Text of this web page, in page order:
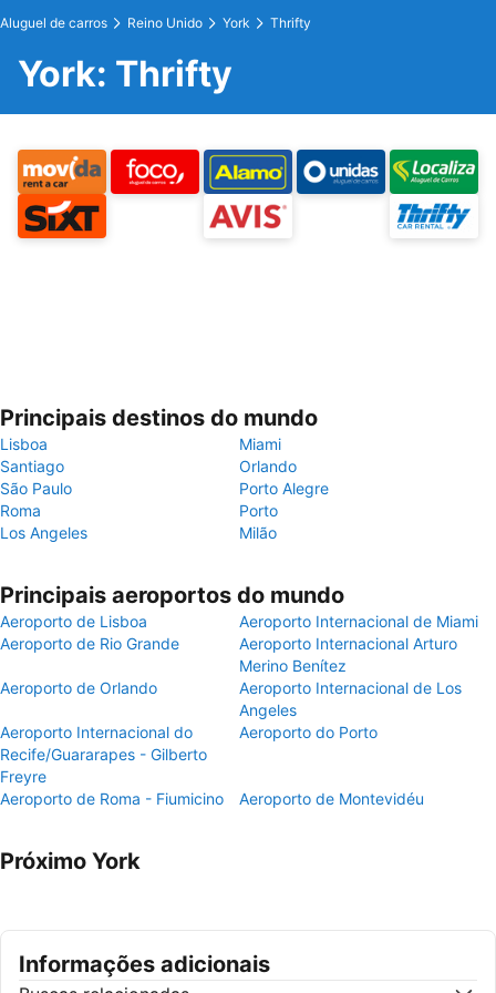
Aluguel de carros Reino Unido York Thrifty
York: Thrifty
Principais destinos do mundo
Lisboa
Miami
Santiago
Orlando
São Paulo
Porto Alegre
Roma
Porto
Los Angeles
Milão
Principais aeroportos do mundo
Aeroporto de Lisboa
Aeroporto Internacional de Miami
Aeroporto de Rio Grande
Aeroporto Internacional Arturo
Merino Benítez
Aeroporto de Orlando
Aeroporto Internacional de Los
Angeles
Aeroporto Internacional do
Recife/Guararapes - Gilberto
Freyre
Aeroporto do Porto
Aeroporto de Roma - Fiumicino Aeroporto de Montevidéu
Próximo York
Informações adicionais